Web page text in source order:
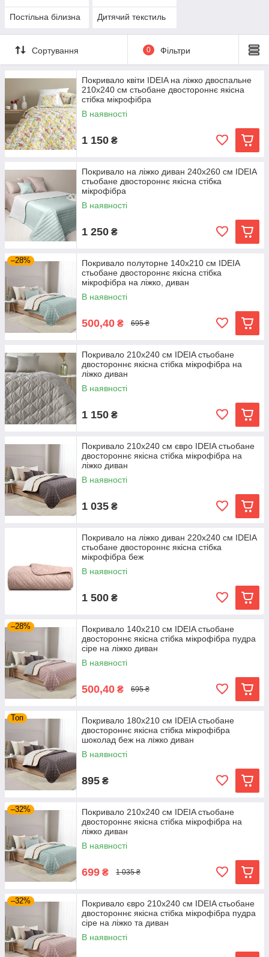
Постільна білизна Дитячий текстиль
Сортування 0 Фільтри
Покривало квіти IDEIA на ліжко двоспальне
210х240 см стьобане двостороннє якісна
стібка мікрофібра
В наявності
1 150 ₴
Покривало на ліжко диван 240х260 см IDEIA
стьобане двостороннє якісна стібка
мікрофібра
В наявності
1 250 ₴
–28%
Покривало полуторне 140х210 см IDEIA
стьобане двостороннє якісна стібка
мікрофібра на ліжко, диван
В наявності
500,40 ₴ 695 ₴
Покривало 210х240 см IDEIA стьобане
двостороннє якісна стібка мікрофібра на
ліжко диван
В наявності
1 150 ₴
Покривало 210х240 см євро IDEIA стьобане
двостороннє якісна стібка мікрофібра на
ліжко диван
В наявності
1 035 ₴
Покривало на ліжко диван 220х240 см IDEIA
стьобане двостороннє якісна стібка
мікрофібра беж
В наявності
1 500 ₴
–28%
Покривало 140х210 см IDEIA стьобане
двостороннє якісна стібка мікрофібра пудра
сіре на ліжко диван
В наявності
500,40 ₴ 695 ₴
Топ
Покривало 180х210 см IDEIA стьобане
двостороннє якісна стібка мікрофібра
шоколад беж на ліжко диван
В наявності
895 ₴
–32%
Покривало 210х240 см IDEIA стьобане
двостороннє якісна стібка мікрофібра на
ліжко диван
В наявності
699 ₴ 1 035 ₴
–32%
Покривало євро 210х240 см IDEIA стьобане
двостороннє якісна стібка мікрофібра пудра
сіре на ліжко та диван
В наявності